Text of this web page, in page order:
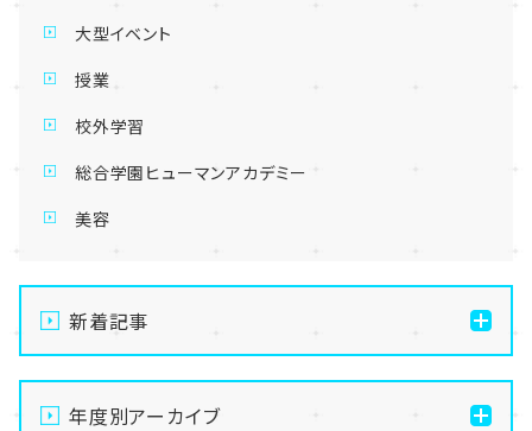
大型イベント
授業
校外学習
総合学園ヒューマンアカデミー
美容
新着記事
【大宮第二】公式LINEから🔶かんたん＆便利🔶に学校
見学しちゃおう✨
年度別アーカイブ